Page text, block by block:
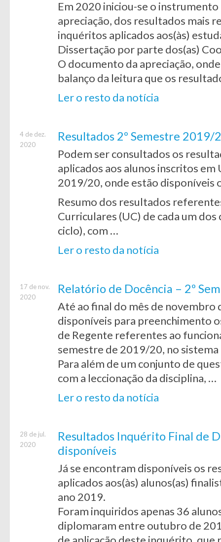
Em 2020 iniciou-se o
apreciação, dos resultados mais
inquéritos aplicados aos(às)
Dissertação por parte dos(as)
O documento da apreciação,
balanço da leitura que os
Ler o resto da notícia
4 de dez.
2020
Resultados 2º Semestre 2019/
Podem ser consultados os
aplicados aos alunos inscritos em
2019/20, onde estão disponíveis
Resumo dos resultados
Curriculares (UC) de cada um dos
ciclo), com …
Ler o resto da notícia
17 de nov.
2020
Relatório de Docência – 2º
Até ao final do mês de novembro
disponíveis para preenchimento
de Regente referentes ao
semestre de 2019/20, no sistema
Para além de um conjunto de
com a leccionação da disciplina, …
Ler o resto da notícia
28 de jul.
2020
Resultados Inquérito Final de
disponíveis
Já se encontram disponíveis os
aplicados aos(às) alunos(as)
ano 2019.
Foram inquiridos apenas 36
diplomaram entre outubro de